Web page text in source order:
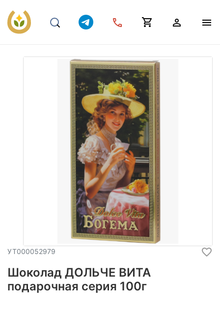
УТ000052979
Шоколад ДОЛЬЧЕ ВИТА
подарочная серия 100г